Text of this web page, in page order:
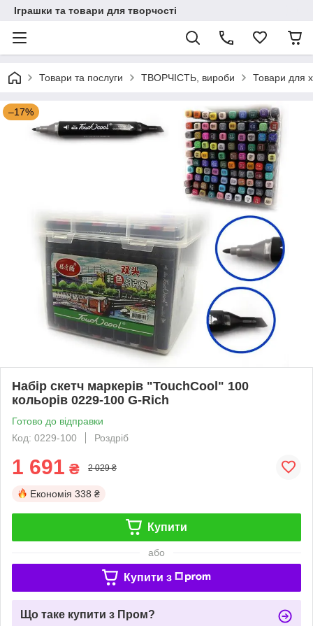
Іграшки та товари для творчості
Товари та послуги ТВОРЧІСТЬ, вироби Товари для
–17%
Набір скетч маркерів "TouchCool" 100
кольорів 0229-100 G-Rich
Готово до відправки
Код: 0229-100
Роздріб
1 691 ₴ 2 029 ₴
Економія 338 ₴
Купити
або
Купити з
Що таке купити з Пром?